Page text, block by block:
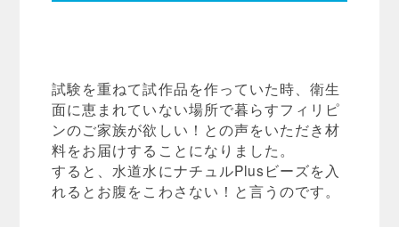
試験を重ねて試作品を作っていた時、衛生
面に恵まれていない場所で暮らすフィリピ
ンのご家族が欲しい！との声をいただき材
料をお届けすることになりました。
すると、水道水にナチュルPlusビーズを入
れるとお腹をこわさない！と言うのです。